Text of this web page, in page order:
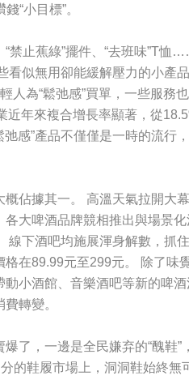
“小目標”。
禁止蕉綠”擺件、“去班味”T恤
似無用卻能緩解壓力的小產
人為“鬆弛感”買單，一些服務
近年來複合增長率顯著，從
感”產品不僅僅是一時的流行
佔據其一。 高溫天氣拉開大
大啤酒品牌競相推出與場景
下酒吧均施展渾身解數，抓
在89.99元至299元。 除了味
小酒館、音樂酒吧等新的啤酒
轉變。
了，一邊是全民嫌弃的“醜鞋”
的鞋履市場上，洞洞鞋始終無